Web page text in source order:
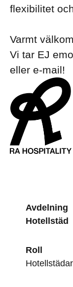
flexibilitet
Varmt
Vi tar EJ
eller e-mail!
Avdelning
Hotellstäd
Roll